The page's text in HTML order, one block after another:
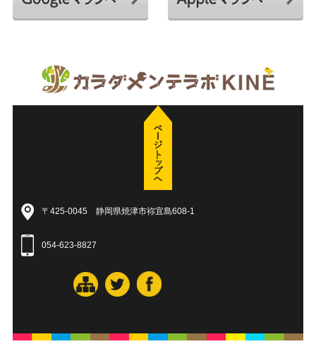
〒425-0045 静岡県焼津市祢宜島608-1
054-623-8827